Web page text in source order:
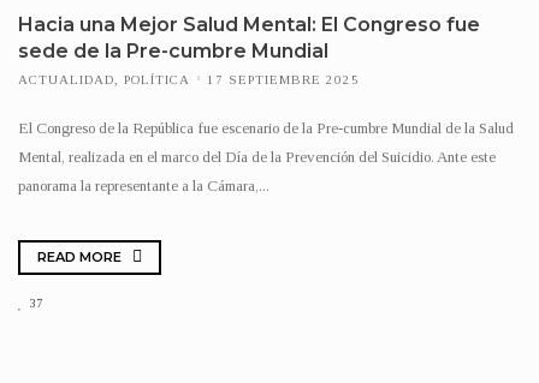
Hacia una Mejor Salud Mental: El Congreso fue
sede de la Pre-cumbre Mundial
ACTUALIDAD POLÍTICA 17 SEPTIEMBRE 2025
El Congreso de la República fue escenario de la Pre-cumbre Mundial de la Salud
Mental, realizada en el marco del Día de la Prevención del Suicidio. Ante este
panorama la representante a la Cámara,...
READ MORE
37